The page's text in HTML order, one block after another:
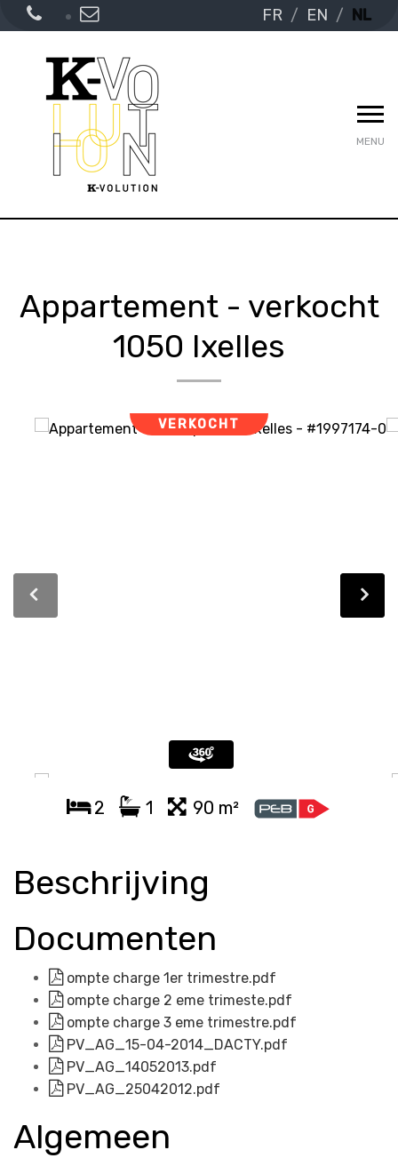
FR EN NL
MENU
Appartement - verkocht
1050 Ixelles
VERKOCHT
2 1 90 m²
Beschrijving
Documenten
ompte charge 1er trimestre.pdf
ompte charge 2 eme trimeste.pdf
ompte charge 3 eme trimestre.pdf
PV_AG_15-04-2014_DACTY.pdf
PV_AG_14052013.pdf
PV_AG_25042012.pdf
Algemeen